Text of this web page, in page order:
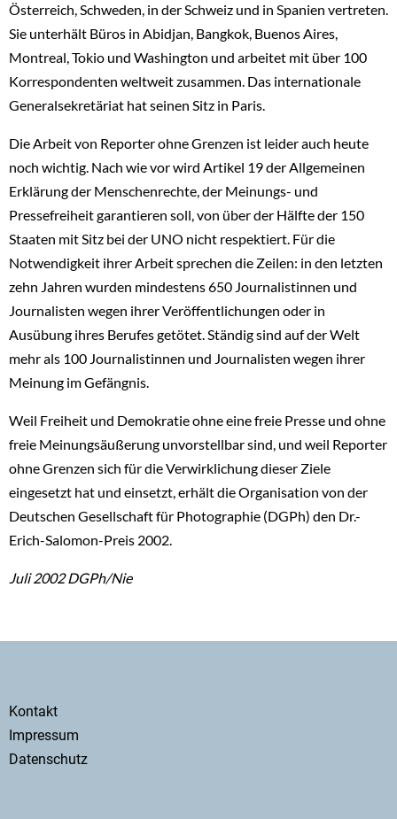
Österreich, Schweden, in der Schweiz und in Spanien vertreten.
Sie unterhält Büros in Abidjan, Bangkok, Buenos Aires,
Montreal, Tokio und Washington und arbeitet mit über 100
Korrespondenten weltweit zusammen. Das internationale
Generalsekretäriat hat seinen Sitz in Paris.
Die Arbeit von Reporter ohne Grenzen ist leider auch heute
noch wichtig. Nach wie vor wird Artikel 19 der Allgemeinen
Erklärung der Menschenrechte, der Meinungs- und
Pressefreiheit garantieren soll, von über der Hälfte der 150
Staaten mit Sitz bei der UNO nicht respektiert. Für die
Notwendigkeit ihrer Arbeit sprechen die Zeilen: in den letzten
zehn Jahren wurden mindestens 650 Journalistinnen und
Journalisten wegen ihrer Veröffentlichungen oder in
Ausübung ihres Berufes getötet. Ständig sind auf der Welt
mehr als 100 Journalistinnen und Journalisten wegen ihrer
Meinung im Gefängnis.
Weil Freiheit und Demokratie ohne eine freie Presse und ohne
freie Meinungsäußerung unvorstellbar sind, und weil Reporter
ohne Grenzen sich für die Verwirklichung dieser Ziele
eingesetzt hat und einsetzt, erhält die Organisation von der
Deutschen Gesellschaft für Photographie (DGPh) den Dr.-
Erich-Salomon-Preis 2002.
Juli 2002 DGPh/Nie
Secondary
menu
Kontakt
Impressum
Datenschutz